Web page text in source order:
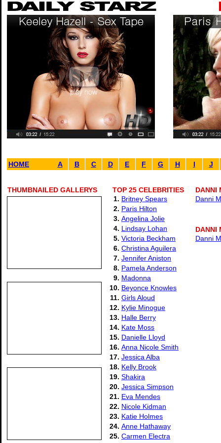
HOME A B C D E F G H I J
THUMBNAILED GALLERYS
TOP 25 CELEBRITIES
1. Britney Spears
2. Paris Hilton
3. Angelina Jolie
4. Lindsay Lohan
5. Victoria Beckham
6. Christina Aguilera
7. Jennifer Aniston
8. Pamela Anderson
9. Madonna
10. Beyonce Knowles
11. Girls Aloud
12. Kylie Minogue
13. Halle Berry
14. Kate Moss
15. Danielle Lloyd
16. Anna Nicole Smith
17. Jessica Alba
18. Kelly Brook
19. Shakira
20. Jessica Simpson
21. Eva Mendes
22. Nicole Kidman
23. Katie Holmes
24. Anne Hathaway
25. Carmen Electra
DANNI
Danni
DANNI
Danni